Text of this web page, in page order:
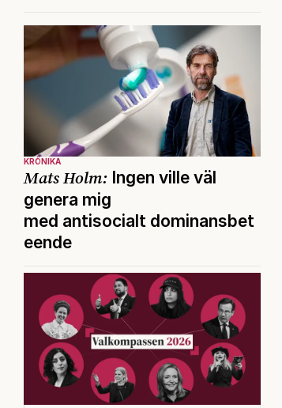
KRÖNIKA
Mats Holm: Ingen ville väl
genera mig
med antisocialt dominansbet
eende